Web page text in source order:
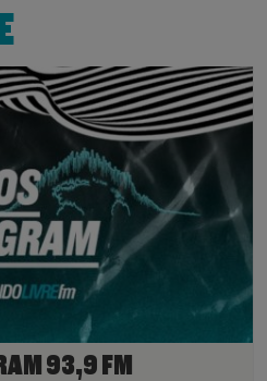
93,9 FM